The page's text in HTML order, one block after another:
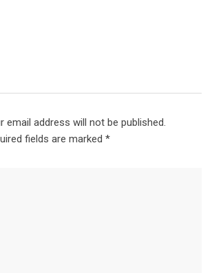
email address will not be published.
fields are marked *